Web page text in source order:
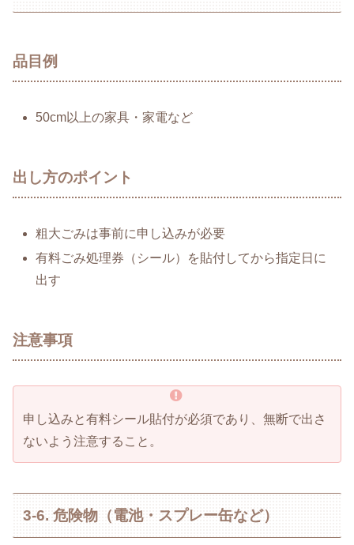
品目例
50cm以上の家具・家電など
出し方のポイント
粗大ごみは事前に申し込みが必要
有料ごみ処理券（シール）を貼付してから指定日に
出す
注意事項
申し込みと有料シール貼付が必須であり、無断で出さ
ないよう注意すること。
3-6. 危険物（電池・スプレー缶など）